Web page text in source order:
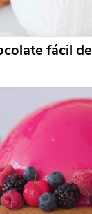
fácil de